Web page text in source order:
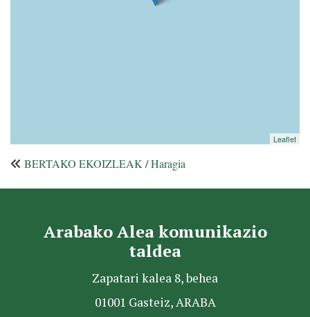
Leaflet
BERTAKO EKOIZLEAK /Haragia
Arabako Alea komunikazio
taldea
Zapatari kalea 8, behea
01001 Gasteiz, ARABA